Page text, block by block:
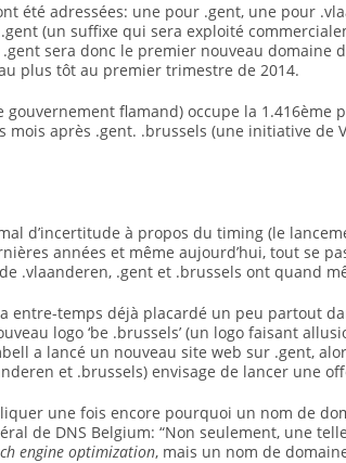
été adressées: une pour .gent, une pour
(un suffixe qui sera exploité
.gent sera donc le premier nouveau domaine
plus tôt au premier trimestre de 2014.
gouvernement flamand) occupe la 1.416ème
après .gent. .brussels (une initiative de
d’incertitude à propos du timing (le
années et même aujourd’hui, tout se
.vlaanderen, .gent et .brussels ont quand
entre-temps déjà placardé un peu partout
logo ‘be .brussels’ (un logo faisant
a lancé un nouveau site web sur .gent,
et .brussels) envisage de lancer une
une fois encore pourquoi un nom de
de DNS Belgium: “Non seulement, une
engine optimization, mais un nom de